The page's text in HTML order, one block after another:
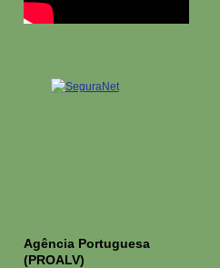
Agência Portuguesa
(PROALV)